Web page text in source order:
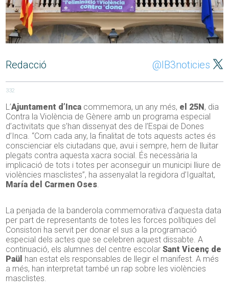
Redacció @IB3noticies
332
L’Ajuntament d’Inca commemora, un any més, el 25N , dia
Contra la Violència de Gènere amb un programa especial
d’activitats que s’han dissenyat des de l’Espai de Dones
d’Inca. “Com cada any, la finalitat de tots aquests actes és
conscienciar els ciutadans que, avui i sempre, hem de lluitar
plegats contra aquesta xacra social. És necessària la
implicació de tots i totes per aconseguir un municipi lliure de
violències masclistes”, ha assenyalat la regidora d’Igualtat,
María del Carmen Oses.
La penjada de la banderola commemorativa d’aquesta data
per part de representants de totes les forces polítiques del
Consistori ha servit per donar el sus a la programació
especial dels actes que se celebren aquest dissabte. A
continuació, els alumnes del centre escolarSant Vicenç de
Paül han estat els responsables de llegir el manifest. A més
a més, han interpretat també un rap sobre les violències
masclistes.